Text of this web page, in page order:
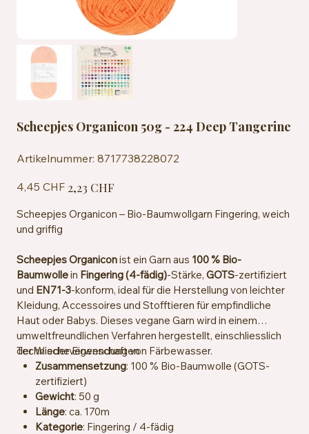
Scheepjes Organicon 50g - 224 Deep Tangerine
Artikelnummer: 8717738228072
8717738228072
Preis
4,45 CHF 2,23 CHF
Scheepjes Organicon – Bio-Baumwollgarn Fingering, weich
und griffig
Scheepjes Organiconist ein Garn aus 100 % Bio-
Baumwollein Fingering (4-fädig)-Stärke, GOTS-zertifiziert
und EN71-3-konform, ideal für die Herstellung von leichter
Kleidung, Accessoires und Stofftieren für empfindliche
Haut oder Babys. Dieses vegane Garn wird in einem
umweltfreundlichen Verfahren hergestellt, einschliesslich
der Wiederverwendung von Färbewasser.
Technische Eigenschaften
Zusammensetzung: 100 % Bio-Baumwolle (GOTS-
zertifiziert)
Gewicht: 50 g
Länge: ca. 170m
Kategorie: Fingering / 4-fädig